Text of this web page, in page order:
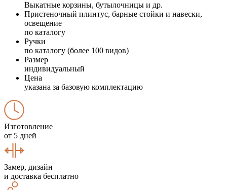
Выкатные корзины, бутылочницы и др.
Пристеночный плинтус, барные стойки и навески,
освещение
по каталогу
Ручки
по каталогу (более 100 видов)
Размер
индивидуальный
Цена
указана за базовую комплектацию
Изготовление
от 5 дней
Замер, дизайн
и доставка бесплатно